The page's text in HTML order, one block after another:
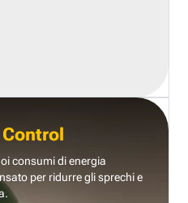
consumi di energia
per ridurre gli sprechi e